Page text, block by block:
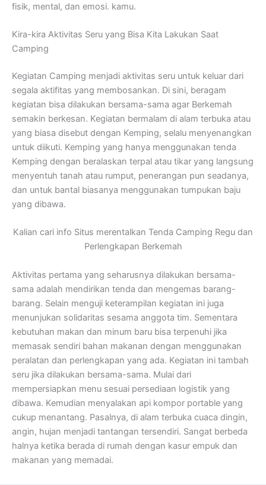
fisik, mental, dan emosi. kamu.
Kira-kira Aktivitas Seru yang Bisa Kita Lakukan Saat
Camping
Kegiatan Camping menjadi aktivitas seru untuk keluar dari
segala aktifitas yang membosankan. Di sini, beragam
kegiatan bisa dilakukan bersama-sama agar Berkemah
semakin berkesan. Kegiatan bermalam di alam terbuka atau
yang biasa disebut dengan Kemping, selalu menyenangkan
untuk diikuti. Kemping yang hanya menggunakan tenda
Kemping dengan beralaskan terpal atau tikar yang langsung
menyentuh tanah atau rumput, penerangan pun seadanya,
dan untuk bantal biasanya menggunakan tumpukan baju
yang dibawa.
Kalian cari info Situs merentalkan Tenda Camping Regu dan
Perlengkapan Berkemah
Aktivitas pertama yang seharusnya dilakukan bersama-
sama adalah mendirikan tenda dan mengemas barang-
barang. Selain menguji keterampilan kegiatan ini juga
menunjukan solidaritas sesama anggota tim. Sementara
kebutuhan makan dan minum baru bisa terpenuhi jika
memasak sendiri bahan makanan dengan menggunakan
peralatan dan perlengkapan yang ada. Kegiatan ini tambah
seru jika dilakukan bersama-sama. Mulai dari
mempersiapkan menu sesuai persediaan logistik yang
dibawa. Kemudian menyalakan api kompor portable yang
cukup menantang. Pasalnya, di alam terbuka cuaca dingin,
angin, hujan menjadi tantangan tersendiri. Sangat berbeda
halnya ketika berada di rumah dengan kasur empuk dan
makanan yang memadai.